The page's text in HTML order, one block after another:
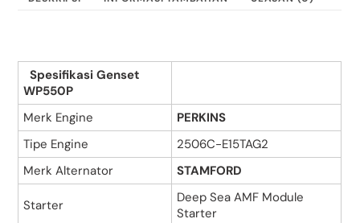
Spesifikasi Genset
WP550P
Merk Engine
PERKINS
Tipe Engine
2506C-E15TAG2
Merk Alternator
STAMFORD
Starter
Deep Sea AMF Module
Starter